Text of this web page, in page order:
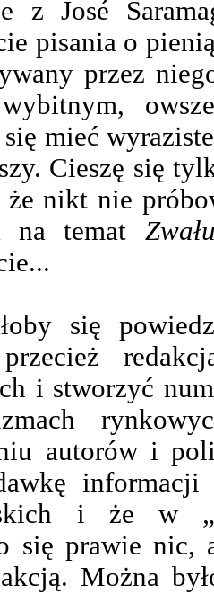
z José
pisania o
przez
się mieć
Cieszę się
nikt nie
na temat
się
i stworzyć
autorów i
i że w
się prawie
Można